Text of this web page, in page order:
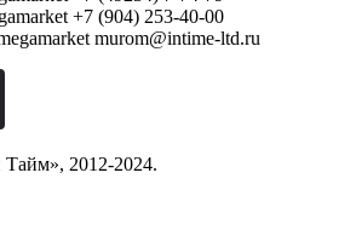
+7 (904) 253-40-00
murom@intime-ltd.ru
2012-2024.